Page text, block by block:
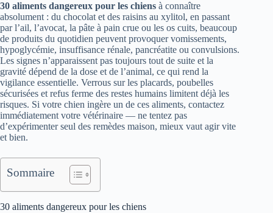
30 aliments dangereux pour les chiens à connaître
absolument : du chocolat et des raisins au xylitol, en passant
par l’ail, l’avocat, la pâte à pain crue ou les os cuits, beaucoup
de produits du quotidien peuvent provoquer vomissements,
hypoglycémie, insuffisance rénale, pancréatite ou convulsions.
Les signes n’apparaissent pas toujours tout de suite et la
gravité dépend de la dose et de l’animal, ce qui rend la
vigilance essentielle. Verrous sur les placards, poubelles
sécurisées et refus ferme des restes humains limitent déjà les
risques. Si votre chien ingère un de ces aliments, contactez
immédiatement votre vétérinaire — ne tentez pas
d’expérimenter seul des remèdes maison, mieux vaut agir vite
et bien.
Sommaire
30 aliments dangereux pour les chiens